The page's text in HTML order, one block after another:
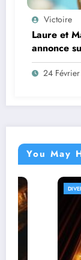
Victoire
Laure et
annonce
bébé !
24
You May